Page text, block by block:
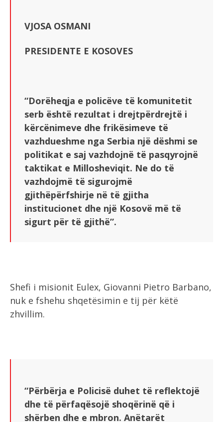
VJOSA OSMANI
PRESIDENTE E KOSOVES
“Dorëheqja e policëve të komunitetit
serb është rezultat i drejtpërdrejtë i
kërcënimeve dhe frikësimeve të
vazhdueshme nga Serbia një dëshmi se
politikat e saj vazhdojnë të pasqyrojnë
taktikat e Millosheviqit. Ne do të
vazhdojmë të sigurojmë
gjithëpërfshirje në të gjitha
institucionet dhe një Kosovë më të
sigurt për të gjithë”.
Shefi i misionit Eulex, Giovanni Pietro Barbano,
nuk e fshehu shqetësimin e tij për këtë
zhvillim.
“Përbërja e Policisë duhet të reflektojë
dhe të përfaqësojë shoqërinë që i
shërben dhe e mbron. Anëtarët